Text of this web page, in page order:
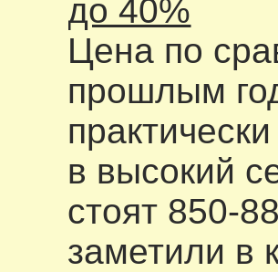
до 40%
Цена по
прошлым
в высокий
стоят 850-
заметили в